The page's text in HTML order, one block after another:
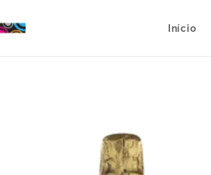
Início